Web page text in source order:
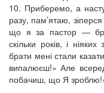
10. Приберемо, а
разу, пам’ятаю,
що я за пастор —
скільки років, і
брати мені стали
випалюєш!» Але
побачиш, що Я